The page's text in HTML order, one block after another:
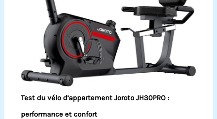
Test du vélo d’appartement Joroto JH30PRO :
performance et confort